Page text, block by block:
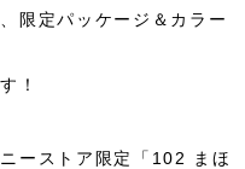
限定パッケージ＆カラー
！
ーストア限定「102 まほ